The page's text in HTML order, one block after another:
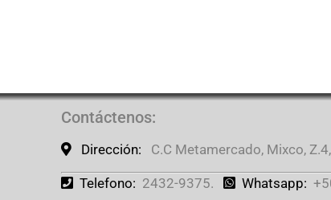
Contáctenos:
Dirección: C.C Metamercado, Mixco,
Telefono: 2432-9375. Whatsapp: